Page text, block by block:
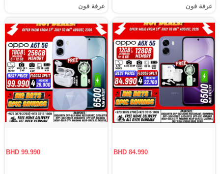
عرفة فون عرفة فون
BHD 84.990
BHD 99.990